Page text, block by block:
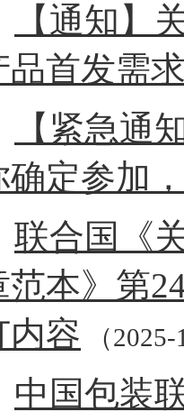
【通知】
品首发需
【紧急通
确定参加
联合国《
范本》第
内容 （
中国包装